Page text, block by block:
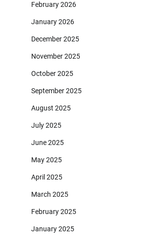
February 2026
January 2026
December 2025
November 2025
October 2025
September 2025
August 2025
July 2025
June 2025
May 2025
April 2025
March 2025
February 2025
January 2025